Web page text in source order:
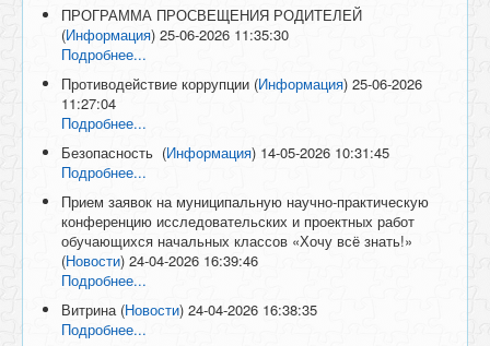
ПРОГРАММА ПРОСВЕЩЕНИЯ РОДИТЕЛЕЙ
(Информация) 25-06-2026 11:35:30
Подробнее...
Противодействие коррупции (Информация) 25-06-2026
11:27:04
Подробнее...
Безопасность (Информация) 14-05-2026 10:31:45
Подробнее...
Прием заявок на муниципальную научно-практическую
конференцию исследовательских и проектных работ
обучающихся начальных классов «Хочу всё знать!»
(Новости) 24-04-2026 16:39:46
Подробнее...
Витрина (Новости) 24-04-2026 16:38:35
Подробнее...